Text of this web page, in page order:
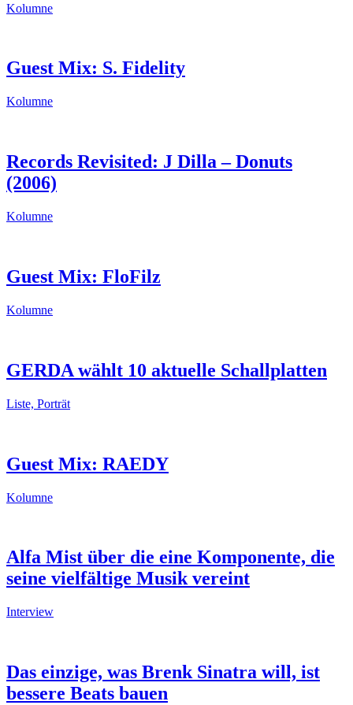
Kolumne
Guest Mix: S. Fidelity
Kolumne
Records Revisited: J Dilla – Donuts
(2006)
Kolumne
Guest Mix: FloFilz
Kolumne
GERDA wählt 10 aktuelle Schallplatten
Liste, Porträt
Guest Mix: RAEDY
Kolumne
Alfa Mist über die eine Komponente, die
seine vielfältige Musik vereint
Interview
Das einzige, was Brenk Sinatra will, ist
bessere Beats bauen